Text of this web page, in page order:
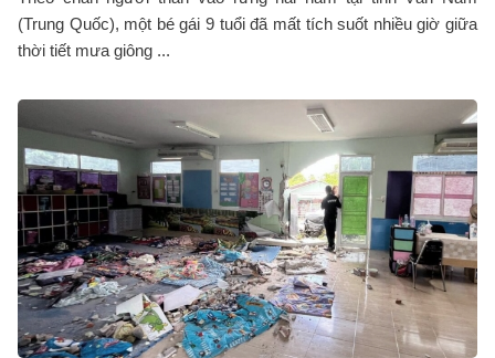
(Trung Quốc), một bé gái 9 tuổi đã mất tích suốt nhiều giờ giữa
thời tiết mưa giông ...